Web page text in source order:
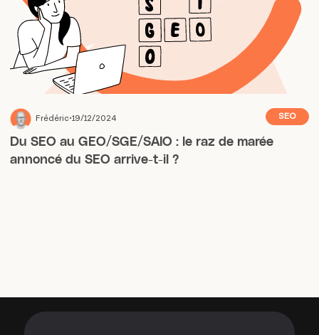
Frédéric 19/12/2024
Du SEO au GEO/SGE/SAIO : le raz de marée
annoncé du SEO arrive-t-il ?
SEO